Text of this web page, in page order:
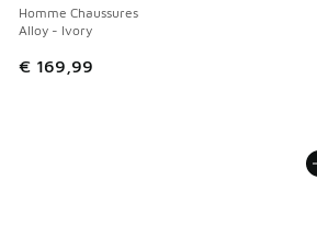
Homme Chaussures
Alloy - Ivory
€ 169,99